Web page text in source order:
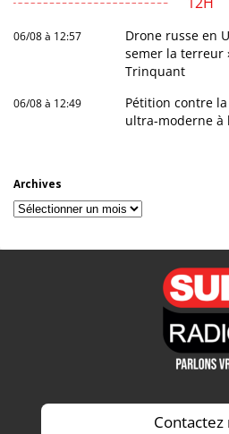
06/08 à 12:57
Drone russe en
semer la terreur
Trinquant
06/08 à 12:49
Pétition contre
ultra-moderne à
Archives
Archives
Contactez